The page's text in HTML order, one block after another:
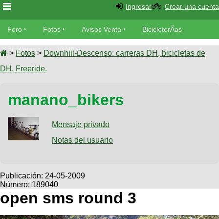
Foro
Foro
TÃ©cnica
Fotos
tu foto
Galeria
XC
Viajes
Descenso
SUBÃ
Buscar
Ultimos
Fotos
BicicleterÃ­
as
Bicicletas
Tandem
Videos
Cicloturismo
Ingresar Crear una cuenta
Foro Fotos Avisos Venta BicicleterÃ­as
Bicicletas Videos
> Fotos > Downhill-Descenso: carreras DH, bicicletas de
DH, Freeride.
manano_bikers
Mensaje privado
Notas del usuario
Publicación: 24-05-2009
Número: 189040
open sms round 3